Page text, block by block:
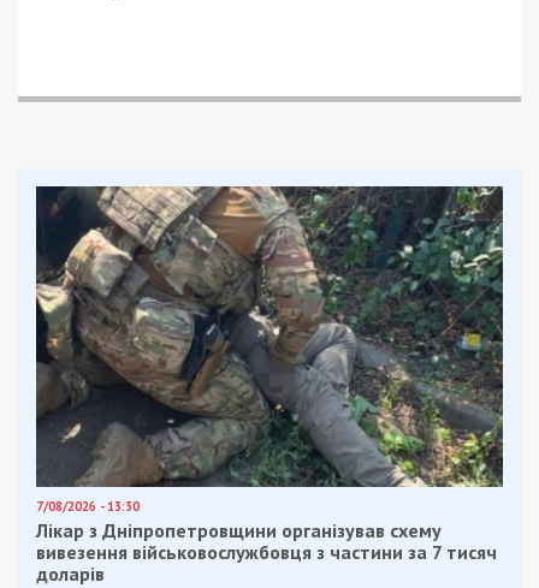
7/08/2026 - 13:30
Лікар з Дніпропетровщини організував схему
вивезення військовослужбовця з частини за 7 тисяч
доларів